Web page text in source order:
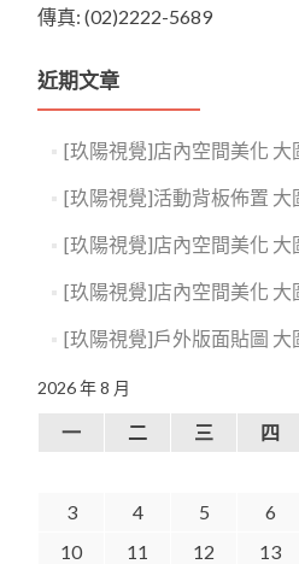
傳真: (02)2222-5689
近期文章
[玖陽視覺]店內空間美化 大
[玖陽視覺]活動背板佈置 大
[玖陽視覺]店內空間美化 大
[玖陽視覺]店內空間美化 大
[玖陽視覺]戶外版面貼圖 大
2026 年 8 月
一 二 三 四
3
4 5 6
10
11 12 13